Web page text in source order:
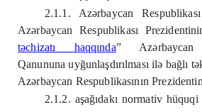
2.1.1. Azərbaycan
Azərbaycan Respublikası
təchizatı haqqında” Azərbaycan
Qanununa uyğunlaşdırılması ilə bağlı
Azərbaycan Respublikasının
2.1.2. aşağıdakı normativ